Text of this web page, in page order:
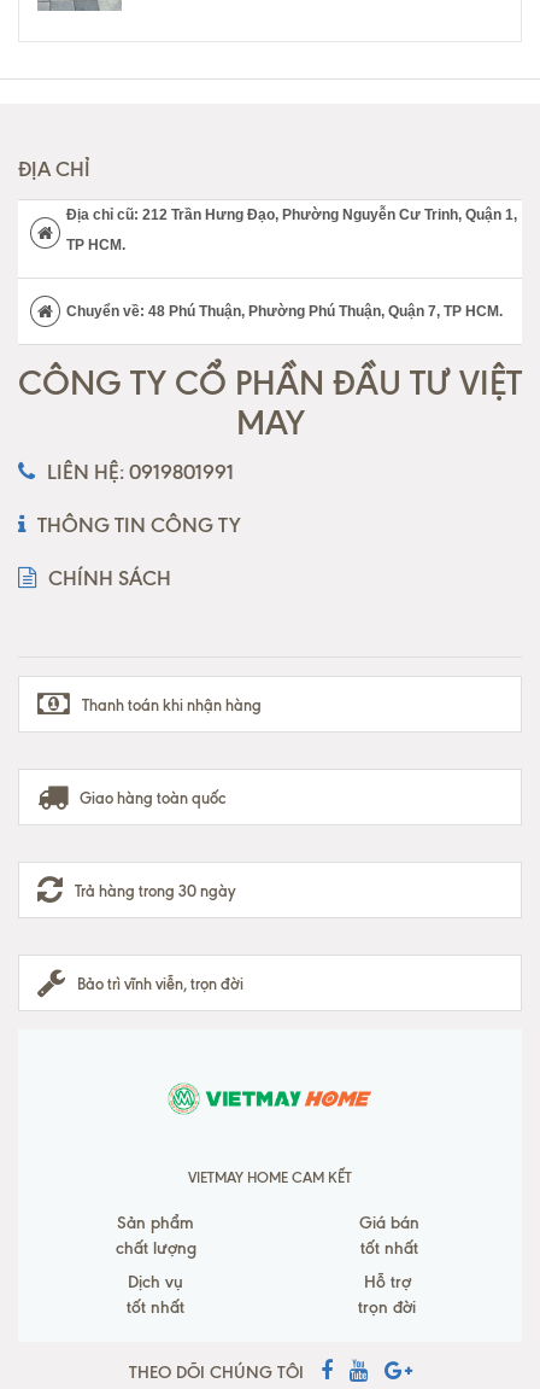
ĐỊA CHỈ
Địa chỉ cũ: 212 Trần Hưng Đạo, Phường Nguyễn Cư Trinh, Quận 1,
TP HCM.
Chuyển về: 48 Phú Thuận, Phường Phú Thuận, Quận 7, TP HCM.
CÔNG TY CỔ PHẦN ĐẦU TƯ VIỆT
MAY
LIÊN HỆ: 0919801991
THÔNG TIN CÔNG TY
CHÍNH SÁCH
Thanh toán khi nhận hàng
Giao hàng toàn quốc
Trả hàng trong 30 ngày
Bảo trì vĩnh viễn, trọn đời
VIETMAY HOME CAM KẾT
Sản phẩm
chất lượng
Giá bán
tốt nhất
Dịch vụ
tốt nhất
Hỗ trợ
trọn đời
THEO DÕI CHÚNG TÔI